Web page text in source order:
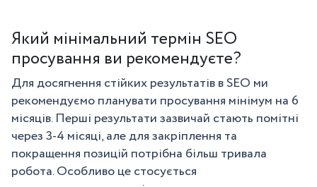
Який мінімальний термін SEO
просування ви рекомендуєте?
Для досягнення стійких результатів в SEO ми
рекомендуємо планувати просування мінімум на 6
місяців. Перші результати зазвичай стають помітні
через 3-4 місяці, але для закріплення та
покращення позицій потрібна більш тривала
робота. Особливо це стосується